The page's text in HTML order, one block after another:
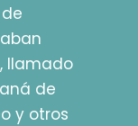
llamado
de
y otros